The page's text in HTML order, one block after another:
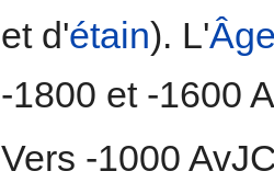
et d'étain). L'
-1800 et -1600
Vers -1000